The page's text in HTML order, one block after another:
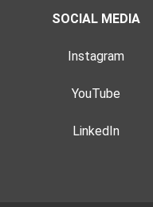
SOCIAL MEDIA
Instagram
YouTube
LinkedIn